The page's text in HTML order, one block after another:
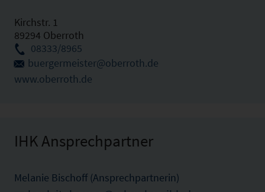
Kirchstr. 1
89294 Oberroth
08333/8965
buergermeister@oberroth.de
www.oberroth.de
IHK Ansprechpartner
Melanie Bischoff (Ansprechpartnerin)